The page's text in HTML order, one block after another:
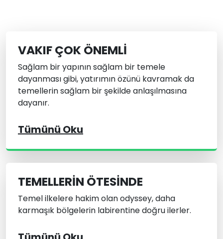
VAKIF ÇOK ÖNEMLI
Sağlam bir yapının sağlam bir temele
dayanması gibi, yatırımın özünü kavramak da
temellerin sağlam bir şekilde anlaşılmasına
dayanır.
Tümünü Oku
TEMELLERIN ÖTESINDE
Temel ilkelere hakim olan odyssey, daha
karmaşık bölgelerin labirentine doğru ilerler.